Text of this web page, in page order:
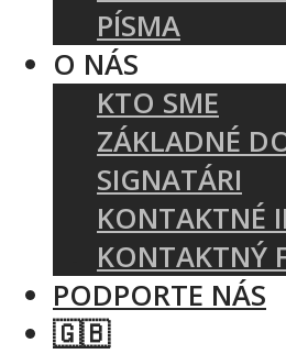
PÍSMA
O NÁS
KTO SME
ZÁKLADNÉ
SIGNATÁRI
KONTAKTNÉ
KONTAKTNÝ
PODPORTE NÁS
🇬🇧